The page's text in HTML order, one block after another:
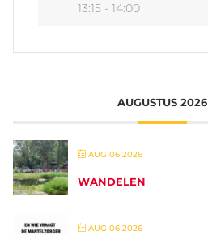
13:15 - 14:00
AUGUSTUS 2026
AUG 06 2026
WANDELEN
AUG 06 2026